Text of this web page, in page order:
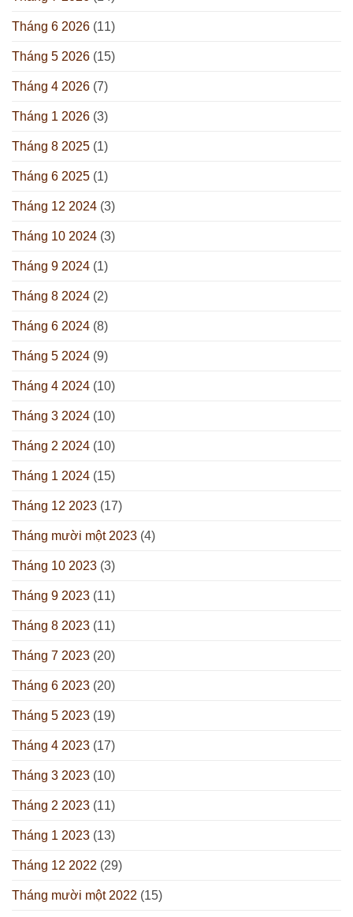
Tháng 6 2026 (11)
Tháng 5 2026 (15)
Tháng 4 2026 (7)
Tháng 1 2026 (3)
Tháng 8 2025 (1)
Tháng 6 2025 (1)
Tháng 12 2024 (3)
Tháng 10 2024 (3)
Tháng 9 2024 (1)
Tháng 8 2024 (2)
Tháng 6 2024 (8)
Tháng 5 2024 (9)
Tháng 4 2024 (10)
Tháng 3 2024 (10)
Tháng 2 2024 (10)
Tháng 1 2024 (15)
Tháng 12 2023 (17)
Tháng mười một 2023 (4)
Tháng 10 2023 (3)
Tháng 9 2023 (11)
Tháng 8 2023 (11)
Tháng 7 2023 (20)
Tháng 6 2023 (20)
Tháng 5 2023 (19)
Tháng 4 2023 (17)
Tháng 3 2023 (10)
Tháng 2 2023 (11)
Tháng 1 2023 (13)
Tháng 12 2022 (29)
Tháng mười một 2022 (15)